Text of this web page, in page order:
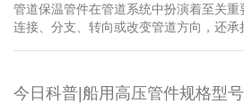
管道保温管件在管道系统中扮演着至关
连接、分支、转向或改变管道方向，还承
今日科普|船用高压管件规格型号